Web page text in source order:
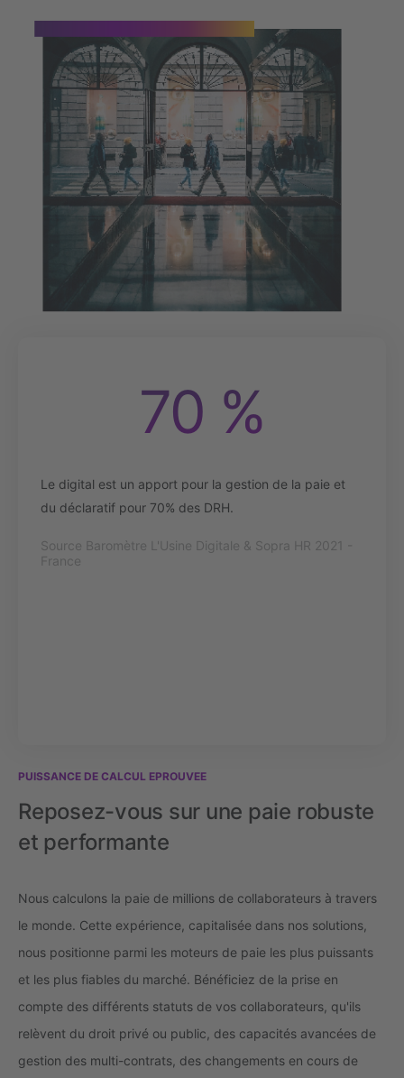
70 %
Le digital est un apport pour la gestion de la paie et
du déclaratif pour 70% des DRH.
Source Baromètre L'Usine Digitale & Sopra HR 2021 -
France
PUISSANCE DE CALCUL EPROUVEE
Reposez-vous sur une paie robuste
et performante
Nous calculons la paie de millions de collaborateurs à travers
le monde. Cette expérience, capitalisée dans nos solutions,
nous positionne parmi les moteurs de paie les plus puissants
et les plus fiables du marché. Bénéficiez de la prise en
compte des différents statuts de vos collaborateurs, qu'ils
relèvent du droit privé ou public, des capacités avancées de
gestion des multi-contrats, des changements en cours de